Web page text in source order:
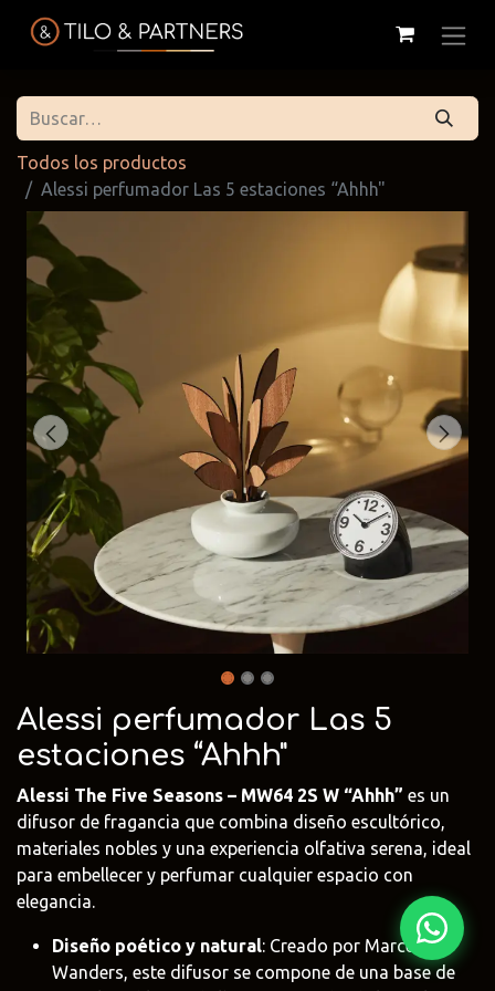
Todos los productos
Alessi perfumador Las 5 estaciones “Ahhh"
Alessi perfumador Las 5
estaciones “Ahhh"
Alessi The Five Seasons – MW64 2S W “Ahhh” es un
difusor de fragancia que combina diseño escultórico,
materiales nobles y una experiencia olfativa serena, ideal
para embellecer y perfumar cualquier espacio con
elegancia.
Diseño poético y natural: Creado por Marcel
Wanders, este difusor se compone de una base de
Tilo & Partners
@tiloandpartners
Cattelan
Italia
@cattelan.uy
@edone.it
@franke.uy
Duravit Alessi
Fima Carlo
Frattini
@fima.uruguay
Adriani e
Rossi
@adrianierossi
Rubio
Pianca